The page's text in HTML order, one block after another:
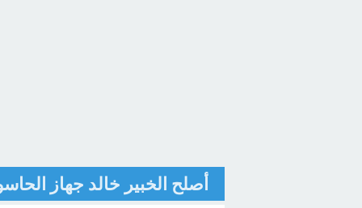
أصلح الخبير خالد جهاز